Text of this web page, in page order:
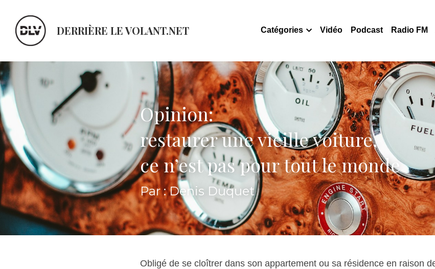
DERRIÈRE LE VOLANT.NET Catégories Vidéo Podcast Radio FM
Opinion:
restaurer une vieille voiture,
ce n’est pas pour tout le monde
Par : Denis Duquet
Obligé de se cloîtrer dans son appartement ou sa résidence en raison